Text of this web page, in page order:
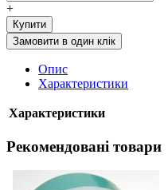
+
Купити
Замовити в один клік
Опис
Характеристики
Характеристики
Рекомендовані товари